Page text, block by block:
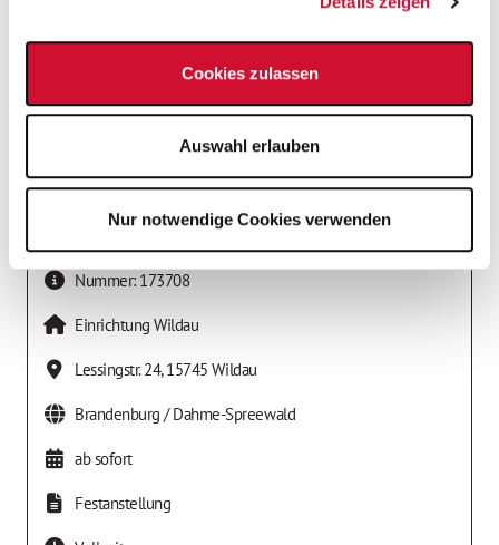
Cookies zulassen
Auswahl erlauben
Nur notwendige Cookies verwenden
Job-Details
Nummer: 173708
Einrichtung Wildau
Lessingstr. 24,15745 Wildau
Brandenburg / Dahme-Spreewald
ab sofort
Festanstellung